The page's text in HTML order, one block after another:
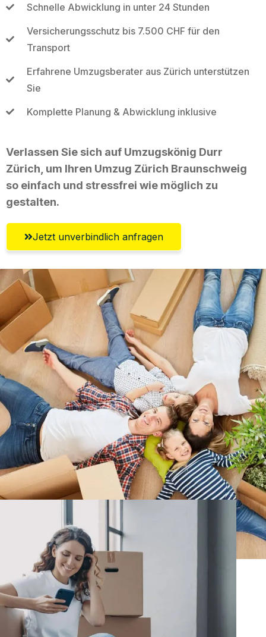
Schnelle Abwicklung in unter 24 Stunden
Versicherungsschutz bis 7.500 CHF für den
Transport
Erfahrene Umzugsberater aus Zürich unterstützen
Sie
Komplette Planung & Abwicklung inklusive
Verlassen Sie sich auf Umzugskönig Durr
Zürich, um Ihren Umzug Zürich Braunschweig
so einfach und stressfrei wie möglich zu
gestalten.
Jetzt unverbindlich anfragen